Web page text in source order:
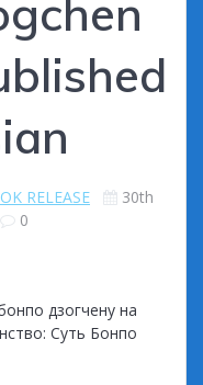
RELEASE
30th
0
дзогчену на
Суть Бонпо